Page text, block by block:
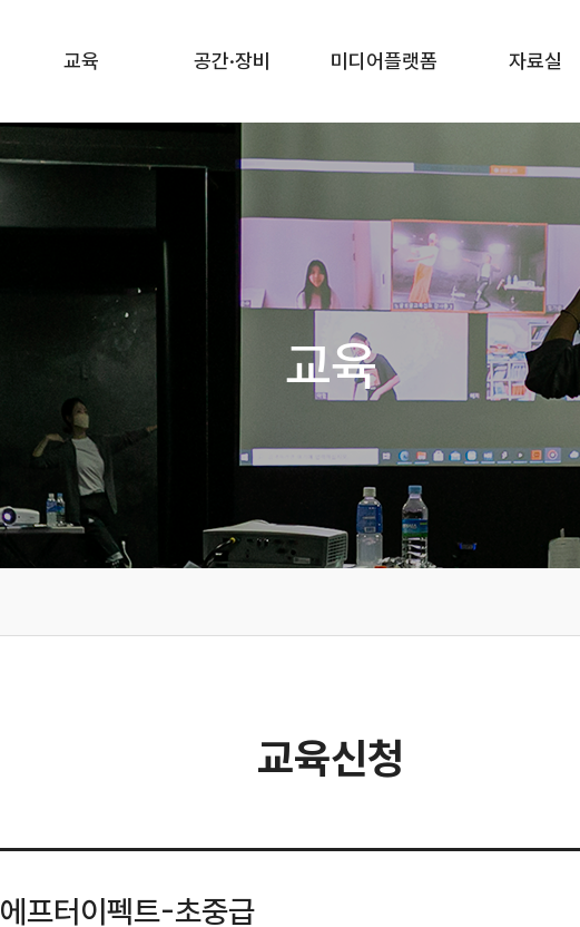
교육 공간·장비 미디어플랫폼 자료실
교육
교육신청
에프터이펙트-초중급